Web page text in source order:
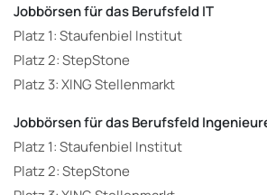
Jobbörsen für das Berufsfeld IT
Platz 1: Staufenbiel Institut
Platz 2: StepStone
Platz 3: XING Stellenmarkt
Jobbörsen für das Berufsfeld
Platz 1: Staufenbiel Institut
Platz 2: StepStone